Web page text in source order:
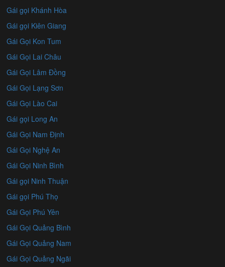
Gái gọi Khánh Hòa
Gái gọi Kiên Giang
Gái Gọi Kon Tum
Gái Gọi Lai Châu
Gái Gọi Lâm Đồng
Gái Gọi Lạng Sơn
Gái Gọi Lào Cai
Gái gọi Long An
Gái Gọi Nam Định
Gái Gọi Nghệ An
Gái Gọi Ninh Bình
Gái gọi Ninh Thuận
Gái gọi Phú Thọ
Gái Gọi Phú Yên
Gái Gọi Quảng Bình
Gái Gọi Quảng Nam
Gái Gọi Quảng Ngãi